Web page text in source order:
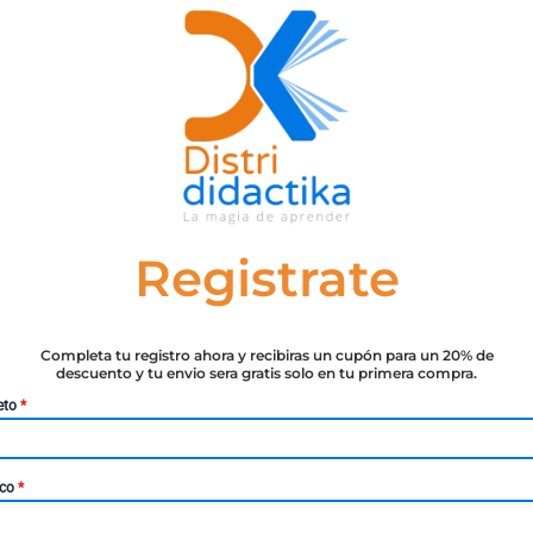
es anterior a su experiencia latinoamericana esta
XXI, que aúna una crisis en la democracia
Registrate
Completa tu registro ahora y recibiras un cupón para un 20% de
descuento y tu envio sera gratis solo en tu primera compra.
*
*